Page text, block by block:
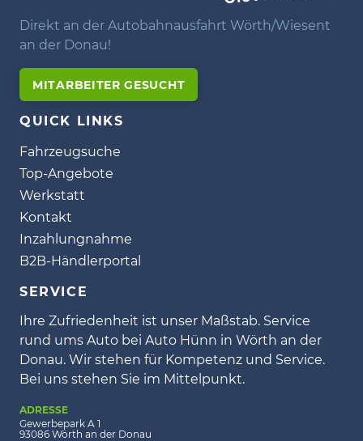
Direkt an der Autobahnausfahrt Wörth/Wiesent
an der Donau!
MITARBEITER GESUCHT
QUICK LINKS
Fahrzeugsuche
Top-Angebote
Werkstatt
Kontakt
Inzahlungnahme
B2B-Händlerportal
SERVICE
Ihre Zufriedenheit ist unser Maßstab. Service
rund ums Auto bei Auto Hünn in Wörth an der
Donau. Wir stehen für Kompetenz und Service.
Bei uns stehen Sie im Mittelpunkt.
ADRESSE
Gewerbepark A 1
93086 Wörth an der Donau